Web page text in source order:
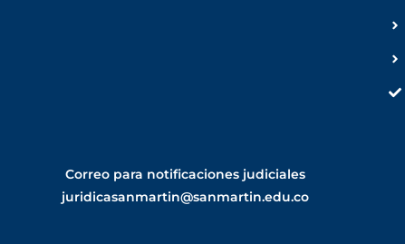
Correo para notificaciones judiciales
juridicasanmartin@sanmartin.edu.co